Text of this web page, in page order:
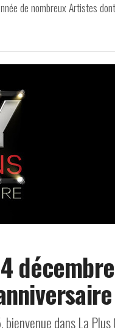
de nombreux Artistes
dans La Plus